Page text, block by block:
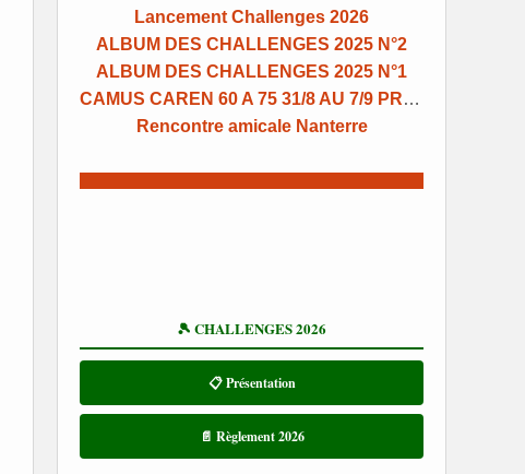
Lancement Challenges 2026
ALBUM DES CHALLENGES 2025 N°2
ALBUM DES CHALLENGES 2025 N°1
CAMUS CAREN 60 A 75 31/8 AU 7/9 PROGRAMME RESULTATS ARCACHON
Rencontre amicale Nanterre
🎾 CHALLENGES 2026
📋 Présentation
📄 Règlement 2026